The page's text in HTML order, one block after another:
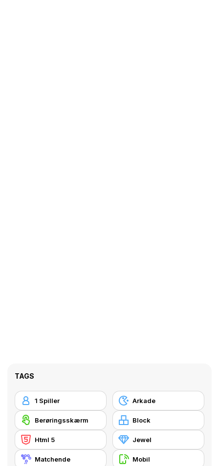
TAGS
1 Spiller Arkade
Berøringsskærm Block
Html 5 Jewel
Matchende Mobil